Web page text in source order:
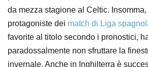
da mezza stagione al Celtic.
protagoniste dei match di Liga
favorite al titolo secondo i pronostici,
paradossalmente non sfruttare la
invernale. Anche in Inghilterra è